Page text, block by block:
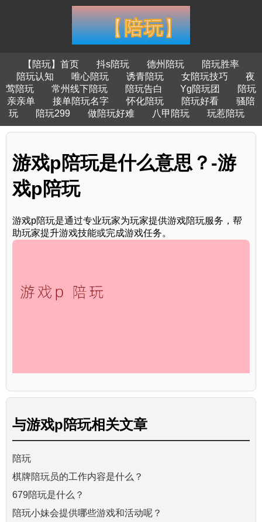
【陪玩】首页 抖s陪玩 德州陪玩
陪玩胜率
陪玩认知
唯心陪玩 诱青陪玩 女陪玩技巧
夜
莺陪玩
常州线下陪玩 陪玩告白 Yg陪玩团
陪玩
亲亲单
接单陪玩名字 怀化陪玩 陪玩好看
骚陪
玩
陪玩299 做陪玩好难 八甲陪玩 玩惹陪玩
游戏p陪玩是什么意思？-游
戏p陪玩
游戏p陪玩是通过专业玩家为玩家提供游戏陪玩服务，帮
助玩家提升游戏技能或完成游戏任务。
与游戏p陪玩相关文章
陪玩
棋牌陪玩员的工作内容是什么？
679陪玩是什么？
陪玩小妹会提供哪些游戏和活动呢？